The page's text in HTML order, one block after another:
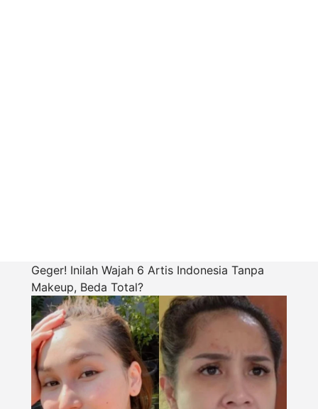
Geger! Inilah Wajah 6 Artis Indonesia Tanpa
Makeup, Beda Total?